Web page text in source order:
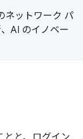
ネットワーク パ
AI のイノベー